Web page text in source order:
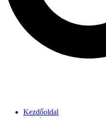
Kezdőoldal